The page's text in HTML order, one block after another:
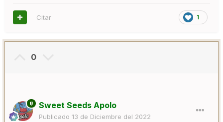
1
Citar
0
Sweet Seeds Apolo
Publicado 13 de Diciembre del 2022